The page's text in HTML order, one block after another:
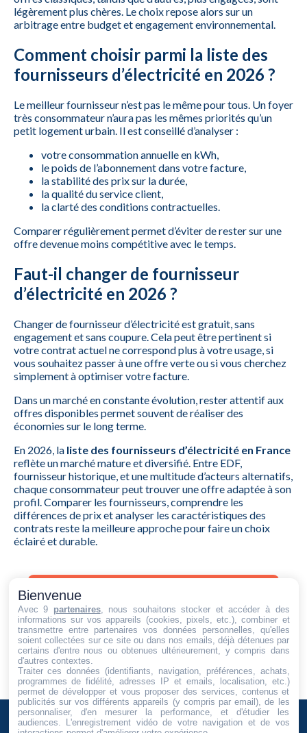
légèrement plus chères. Le choix repose alors sur un
arbitrage entre budget et engagement environnemental.
Comment choisir parmi la liste des
fournisseurs d’électricité en 2026 ?
Le meilleur fournisseur n’est pas le même pour tous. Un foyer
très consommateur n’aura pas les mêmes priorités qu’un
petit logement urbain. Il est conseillé d’analyser :
votre consommation annuelle en kWh,
le poids de l’abonnement dans votre facture,
la stabilité des prix sur la durée,
la qualité du service client,
la clarté des conditions contractuelles.
Comparer régulièrement permet d’éviter de rester sur une
offre devenue moins compétitive avec le temps.
Faut-il changer de fournisseur
d’électricité en 2026 ?
Changer de fournisseur d’électricité est gratuit, sans
engagement et sans coupure. Cela peut être pertinent si
votre contrat actuel ne correspond plus à votre usage, si
vous souhaitez passer à une offre verte ou si vous cherchez
simplement à optimiser votre facture.
Dans un marché en constante évolution, rester attentif aux
offres disponibles permet souvent de réaliser des
économies sur le long terme.
En 2026, la liste des fournisseurs d’électricité en France
reflète un marché mature et diversifié. Entre EDF,
fournisseur historique, et une multitude d’acteurs alternatifs,
chaque consommateur peut trouver une offre adaptée à son
profil. Comparer les fournisseurs, comprendre les
différences de prix et analyser les caractéristiques des
contrats reste la meilleure approche pour faire un choix
éclairé et durable.
Estimer votre facture personnalisée
Bienvenue
Avec 9 partenaires, nous souhaitons stocker et accéder à des
informations sur vos appareils (cookies, pixels, etc.), combiner et
transmettre entre partenaires vos données personnelles, qu'elles
soient collectées sur ce site ou dans nos emails, déjà détenues par
certains d'entre nous ou obtenues ultérieurement, y compris dans
d'autres contextes.
Traiter ces données (identifiants, navigation, préférences, achats,
programmes de fidélité, adresses IP et emails, localisation, etc.)
permet de développer et vous proposer des services, contenus et
publicités sur vos différents appareils (y compris par email), de les
personnaliser, d'en mesurer la performance, et d'étudier les
audiences. L'enregistrement vidéo de votre navigation et de vos